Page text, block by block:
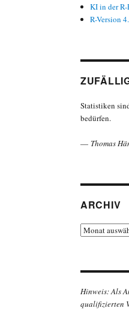
KI in der R-
R-Version
Statistiken
bedürfen.
— Thomas
ARCHIV
Archiv
Hinweis: Als
qualifizierten